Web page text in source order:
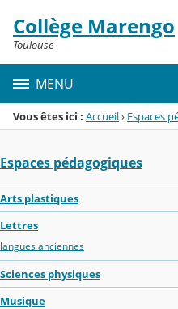
Menu de la rubrique
Contenu
Collège Marengo
Toulouse
MENU
Vous êtes ici : Accueil› Espaces
Espaces pédagogiques
Arts plastiques
Lettres
langues anciennes
Sciences physiques
Musique